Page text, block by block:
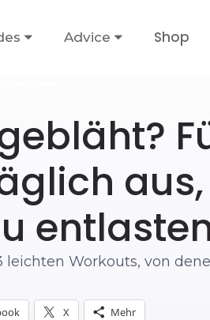
Advice Shop
Workouts, von
X Mehr